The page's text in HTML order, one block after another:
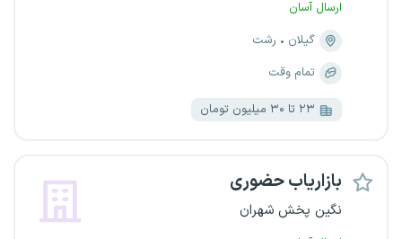
ارسال آسان
گیلان
رشت
تمام وقت
۲۳ تا ۳۰ میلیون تومان
بازاریاب حضوری
نگین پخش شهران